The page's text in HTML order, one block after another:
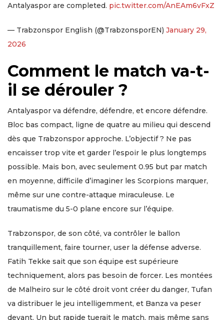
Antalyaspor are completed. pic.twitter.com/AnEAm6vFxZ
— Trabzonspor English (@TrabzonsporEN) January 29,
2026
Comment le match va-t-
il se dérouler ?
Antalyaspor va défendre, défendre, et encore défendre.
Bloc bas compact, ligne de quatre au milieu qui descend
dès que Trabzonspor approche. L’objectif ? Ne pas
encaisser trop vite et garder l’espoir le plus longtemps
possible. Mais bon, avec seulement 0.95 but par match
en moyenne, difficile d’imaginer les Scorpions marquer,
même sur une contre-attaque miraculeuse. Le
traumatisme du 5-0 plane encore sur l’équipe.
Trabzonspor, de son côté, va contrôler le ballon
tranquillement, faire tourner, user la défense adverse.
Fatih Tekke sait que son équipe est supérieure
techniquement, alors pas besoin de forcer. Les montées
de Malheiro sur le côté droit vont créer du danger, Tufan
va distribuer le jeu intelligemment, et Banza va peser
devant. Un but rapide tuerait le match, mais même sans